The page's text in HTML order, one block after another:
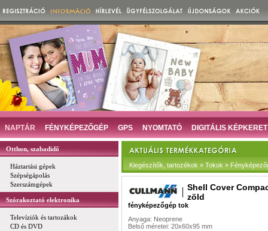
NAPTÁR FÉNYKÉPEZŐGÉP GPS NYOMTATÓ DIGITÁLIS KÉPKERET
Otthon, szabadidő
Háztartási gépek
Szépségápolás
Szerszámgépek
Szórakoztató elektronika
Televíziók és tartozákok
CD és DVD
Kiegészítők, tartozékok » Tokok »
Shell Cover
zöld
fényképezőgép tok
Anyaga: Neoprene
Belső méretei: 20x60x95 mm